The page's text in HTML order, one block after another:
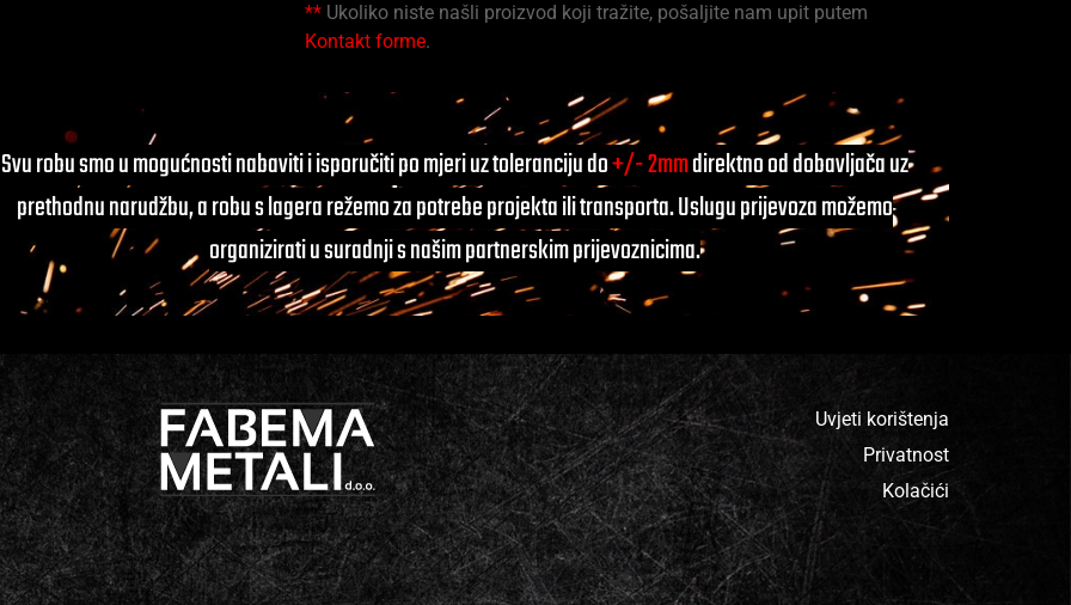
** Ukoliko niste našli proizvod koji tražite, pošaljite nam upit putem
Kontakt forme.
Svu robu smo u mogućnosti nabaviti i isporučiti po mjeri uz toleranciju do+/- 2mmdirektno od dobavljača uz
prethodnu narudžbu, a robu s lagera režemo za potrebe projekta ili transporta. Uslugu prijevoza možemo
organizirati u suradnji s našim partnerskim prijevoznicima.
Uvjeti korištenja
Privatnost
Kolačići